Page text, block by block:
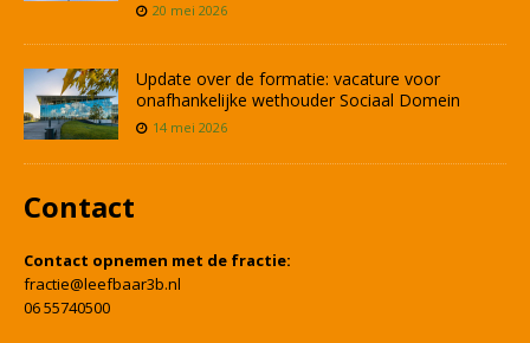
20 mei 2026
Update over de formatie: vacature voor
onafhankelijke wethouder Sociaal Domein
14 mei 2026
Contact
Contact opnemen met de fractie:
fractie@leefbaar3b.nl
06 55740500